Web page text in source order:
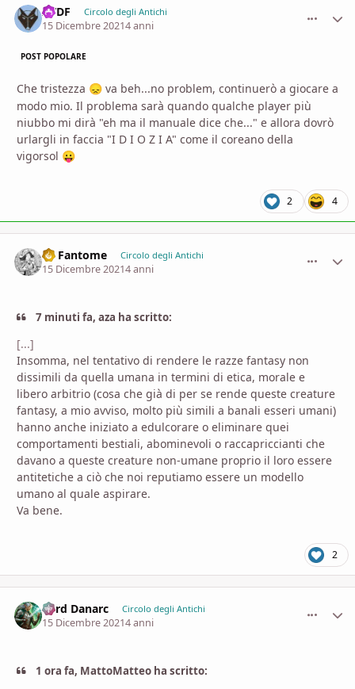
AVDF Circolo degli Antichi
15 Dicembre 20214 anni
POST POPOLARE
Che tristezza 😞 va beh...no problem, continuerò a giocare a
modo mio. Il problema sarà quando qualche player più
niubbo mi dirà "eh ma il manuale dice che..." e allora dovrò
urlargli in faccia "I D I O Z I A" come il coreano della
vigorsol 😛
2 4
Le Fantome Circolo degli Antichi
15 Dicembre 20214 anni
7 minuti fa, aza ha scritto:
[...]
Insomma, nel tentativo di rendere le razze fantasy non
dissimili da quella umana in termini di etica, morale e
libero arbitrio (cosa che già di per se rende queste creature
fantasy, a mio avviso, molto più simili a banali esseri umani)
hanno anche iniziato a edulcorare o eliminare quei
comportamenti bestiali, abominevoli o raccapriccianti che
davano a queste creature non-umane proprio il loro essere
antitetiche a ciò che noi reputiamo essere un modello
umano al quale aspirare.
Va bene.
2
Lord Danarc Circolo degli Antichi
15 Dicembre 20214 anni
1 ora fa, MattoMatteo ha scritto: